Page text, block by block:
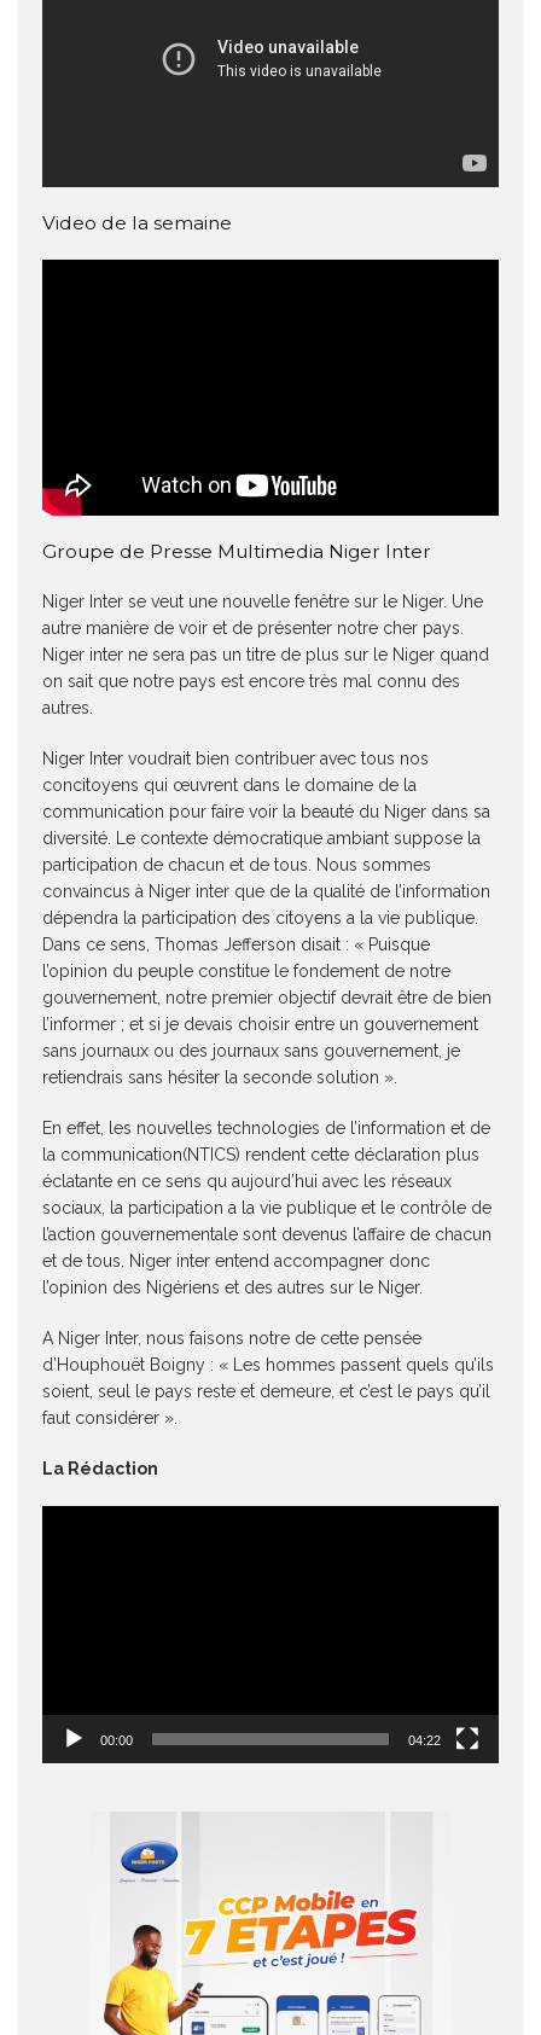
Video de la semaine
Groupe de Presse Multimedia Niger Inter
Niger Inter se veut une nouvelle fenêtre sur le Niger. Une
autre manière de voir et de présenter notre cher pays.
Niger inter ne sera pas un titre de plus sur le Niger quand
on sait que notre pays est encore très mal connu des
autres.
Niger Inter voudrait bien contribuer avec tous nos
concitoyens qui œuvrent dans le domaine de la
communication pour faire voir la beauté du Niger dans sa
diversité. Le contexte démocratique ambiant suppose la
participation de chacun et de tous. Nous sommes
convaincus à Niger inter que de la qualité de l’information
dépendra la participation des citoyens a la vie publique.
Dans ce sens, Thomas Jefferson disait : « Puisque
l’opinion du peuple constitue le fondement de notre
gouvernement, notre premier objectif devrait être de bien
l’informer ; et si je devais choisir entre un gouvernement
sans journaux ou des journaux sans gouvernement, je
retiendrais sans hésiter la seconde solution ».
En effet, les nouvelles technologies de l’information et de
la communication(NTICS) rendent cette déclaration plus
éclatante en ce sens qu aujourd’hui avec les réseaux
sociaux, la participation a la vie publique et le contrôle de
l’action gouvernementale sont devenus l’affaire de chacun
et de tous. Niger inter entend accompagner donc
l’opinion des Nigériens et des autres sur le Niger.
A Niger Inter, nous faisons notre de cette pensée
d’Houphouët Boigny : « Les hommes passent quels qu’ils
soient, seul le pays reste et demeure, et c’est le pays qu’il
faut considérer ».
La Rédaction
00:00 04:22